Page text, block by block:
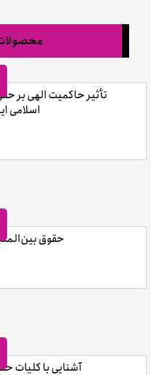
تأثیر حاکمیت الهی بر
اسلامی
حقوق
آشنایی با کلیات